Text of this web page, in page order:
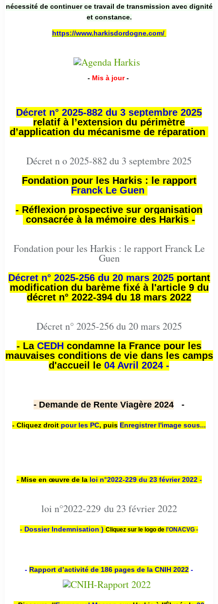
nécessité de continuer ce travail de transmission avec dignité
et constance.
https://www.harkisdordogne.com/
- Mis à jour -
Décret n° 2025-882 du 3 septembre 2025
relatif à l’extension du périmètre
d’application du mécanisme de réparation
Décret n o 2025-882 du 3 septembre 2025
Fondation pour les Harkis : le rapport
Franck Le Guen
- Réflexion prospective sur organisation
consacrée à la mémoire des Harkis -
Fondation pour les Harkis : le rapport Franck Le
Guen
Décret n° 2025-256 du 20 mars 2025portant
modification du barème fixé à l'article 9 du
décret n° 2022-394 du 18 mars 2022
Décret n° 2025-256 du 20 mars 2025
- La CEDH condamne la France pour les
mauvaises conditions de vie dans les camps
d'accueil le 04 Avril 2024 -
- Demande de Rente Viagère 2024 -
- Cliquez droit pour les PC, puis Enregistrer l'image sous...
- Mise en œuvre de la loi n°2022-229 du 23 février 2022 -
loi n°2022-229 du 23 février 2022
- Dossier Indemnisation ) Cliquez sur le logo de l'ONACVG -
- Rapport d’activité de 186 pages de la CNIH 2022 -